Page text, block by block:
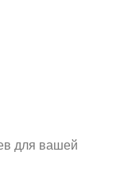
для вашей